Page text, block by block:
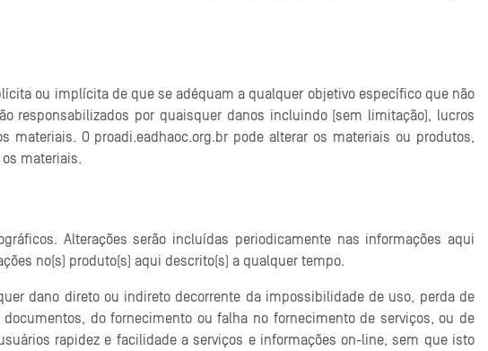
ou implícita de que se adéquam a qualquer objetivo específico que não
responsabilizados por quaisquer danos incluindo (sem limitação), lucros
O proadi.eadhaoc.org.br pode alterar os materiais ou produtos,
materiais.
Alterações serão incluídas periodicamente nas informações aqui
no(s) produto(s) aqui descrito(s) a qualquer tempo.
dano direto ou indireto decorrente da impossibilidade de uso, perda de
do fornecimento ou falha no fornecimento de serviços, ou de
rapidez e facilidade a serviços e informações on-line, sem que isto